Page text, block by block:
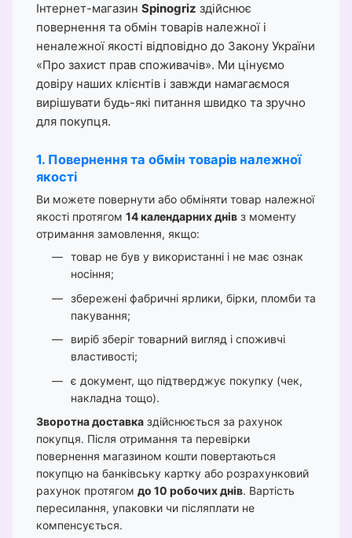
Інтернет-магазин Spinogriz здійснює
повернення та обмін товарів належної і
неналежної якості відповідно до Закону України
«Про захист прав споживачів». Ми цінуємо
довіру наших клієнтів і завжди намагаємося
вирішувати будь-які питання швидко та зручно
для покупця.
1. Повернення та обмін товарів належної
якості
Ви можете повернути або обміняти товар належної
якості протягом 14 календарних днів з моменту
отримання замовлення, якщо:
товар не був у використанні і не має ознак
носіння;
збережені фабричні ярлики, бірки, пломби та
пакування;
виріб зберіг товарний вигляд і споживчі
властивості;
є документ, що підтверджує покупку (чек,
накладна тощо).
Зворотна доставка здійснюється за рахунок
покупця. Після отримання та перевірки
повернення магазином кошти повертаються
покупцю на банківську картку або розрахунковий
рахунок протягом до 10 робочих днів. Вартість
пересилання, упаковки чи післяплати не
компенсується.